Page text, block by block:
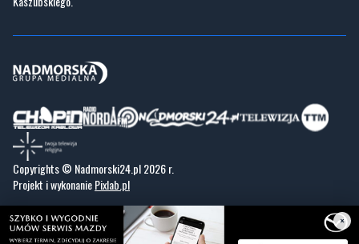
Copyrights © Nadmorski24.pl 2026 r.
Projekt i wykonaniePixlab.pl
×